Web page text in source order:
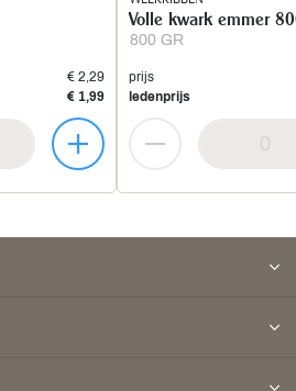
€ 2,29
€ 1,99
800 GR
Volle kwark emmer
prijs
ledenprijs